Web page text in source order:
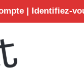
| Identifiez-